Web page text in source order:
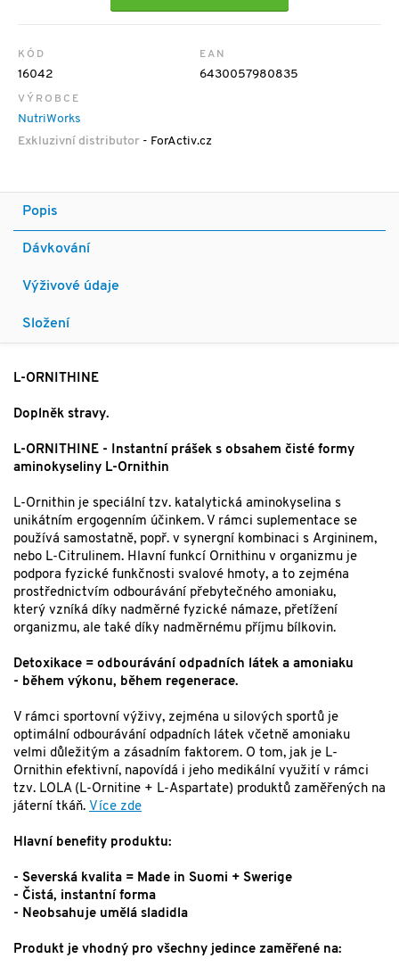
KÓD
16042
EAN
6430057980835
VÝROBCE
NutriWorks
Exkluzivní distributor - ForActiv.cz
Popis
Dávkování
Výživové údaje
Složení
L-ORNITHINE
Doplněk stravy.
L-ORNITHINE - Instantní prášek s obsahem čisté formy
aminokyseliny L-Ornithin
L-Ornithin je speciální tzv. katalytická aminokyselina s
unikátním ergogenním účinkem. V rámci suplementace se
používá samostatně, popř. v synergní kombinaci s Argininem,
nebo L-Citrulinem. Hlavní funkcí Ornithinu v organizmu je
podpora fyzické funkčnosti svalové hmoty, a to zejména
prostřednictvím odbourávání přebytečného amoniaku,
který vzníká díky nadměrné fyzické námaze, přetížení
organizmu, ale také díky nadměrnému příjmu bílkovin.
Detoxikace = odbourávání odpadních látek a amoniaku
- během výkonu, během regenerace.
V rámci sportovní výživy, zejména u silových sportů je
optimální odbourávání odpadních látek včetně amoniaku
velmi důležitým a zásadním faktorem. O tom, jak je L-
Ornithin efektivní, napovídá i jeho medikální využití v rámci
tzv. LOLA (L-Ornitine + L-Aspartate) produktů zaměřených na
játerní tkáň. Více zde
Hlavní benefity produktu:
- Severská kvalita = Made in Suomi + Swerige
- Čistá, instantní forma
- Neobsahuje umělá sladidla
Produkt je vhodný pro všechny jedince zaměřené na: